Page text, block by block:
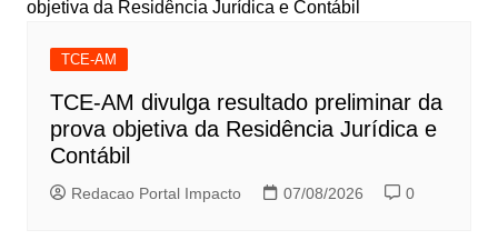
TCE-AM
TCE-AM divulga resultado preliminar da
prova objetiva da Residência Jurídica e
Contábil
Redacao Portal Impacto 07/08/2026 0